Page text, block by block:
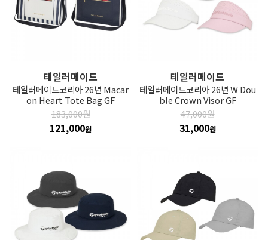
테일러메이드
테일러메이드코리아 26년 Macar
on Heart Tote Bag GF
183,000원
121,000원
테일러메이드
테일러메이드코리아 26년 W Dou
ble Crown Visor GF
47,000원
31,000원